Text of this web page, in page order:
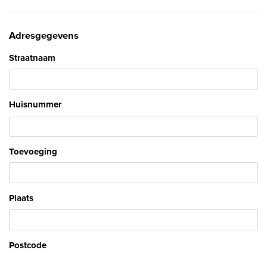
Adresgegevens
Straatnaam
Huisnummer
Toevoeging
Plaats
Postcode